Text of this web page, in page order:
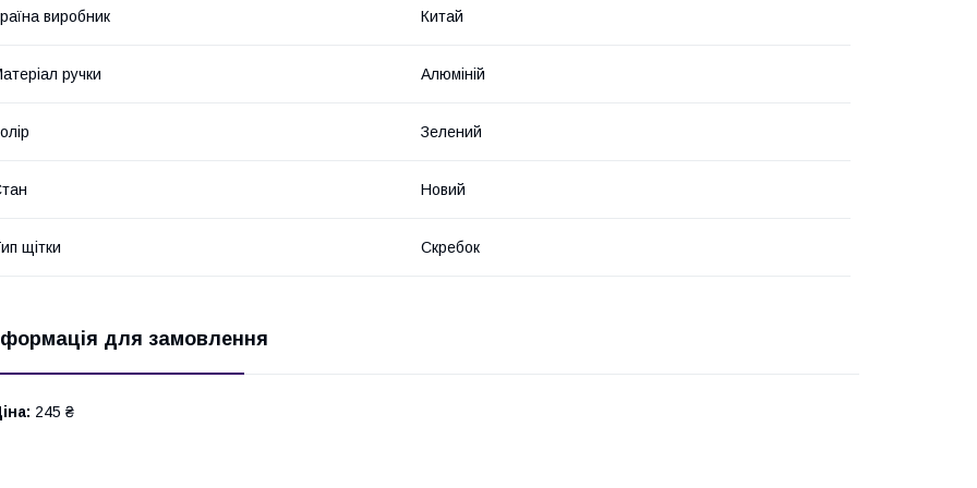
виробник Китай
ручки Алюміній
Зелений
Новий
щітки Скребок
для замовлення
245 ₴